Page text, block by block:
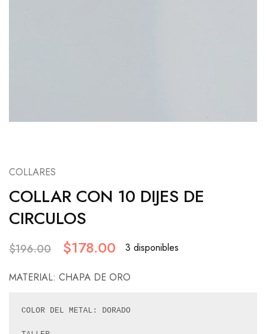
COLLARES
COLLAR CON 10 DIJES DE
CIRCULOS
$196.00 $178.00 3 disponibles
MATERIAL: CHAPA DE ORO
COLOR DEL METAL: DORADO